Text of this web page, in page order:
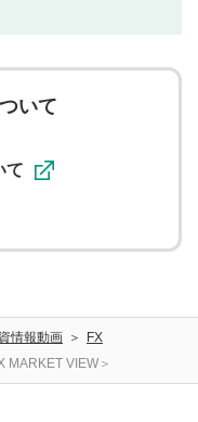
とに同意します。利
ービスの広告・宣伝、
いて
て
情報動画
FX
MARKET VIEW＞